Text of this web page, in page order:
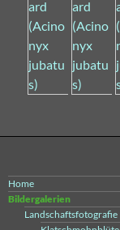
Home
Bildergalerien
Landschaftsfotografie